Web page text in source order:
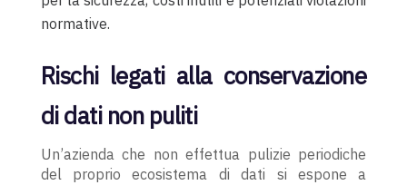
normative.
Rischi legati alla conservazione
di dati non puliti
Un’azienda che non effettua pulizie periodiche
del proprio ecosistema di dati si espone a